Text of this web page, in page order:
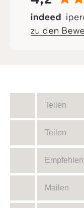
Teilen
Teilen
Empfehlen
Mailen